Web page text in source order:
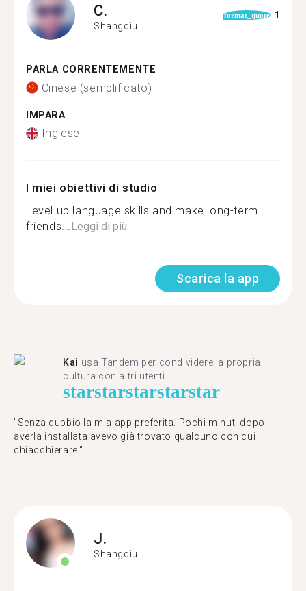
C.
Shangqiu
format_quote 1
PARLA CORRENTEMENTE
Cinese (semplificato)
IMPARA
Inglese
I miei obiettivi di studio
Level up language skills and make long-term
friends...Leggi di più
Scarica la app
Kai usa Tandem per condividere la propria
cultura con altri utenti.
starstarstarstarstar
"Senza dubbio la mia app preferita. Pochi minuti dopo
averla installata avevo già trovato qualcuno con cui
chiacchierare."
J.
Shangqiu